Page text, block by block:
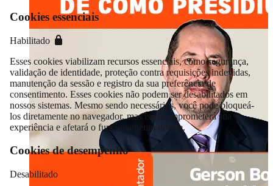
Cookies essenciais
Habilitado
Esses cookies viabilizam recursos essenciais, como segurança,
validação de identidade, proteção contra requisições indevidas,
manutenção da sessão e registro da sua preferência de
consentimento. Esses cookies não podem ser desabilitados em
nossos sistemas. Mesmo sendo necessários, você pode bloqueá-
los diretamente no navegador, mas isso comprometerá sua
experiência e afetará o funcionamento do site.
Cookies de desempenho
Desabilitado